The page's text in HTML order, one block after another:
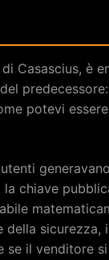
Casascius, è
predecessore:
potevi
chiave
sicurezza,
se il venditore